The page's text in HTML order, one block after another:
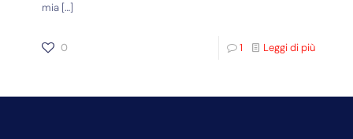
mia […]
0 1 Leggi di più